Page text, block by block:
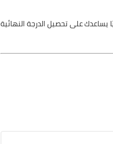
يساعدك على تحصيل الدرجة النهائية